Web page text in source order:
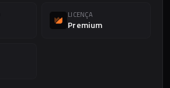
LICENÇA
Premium